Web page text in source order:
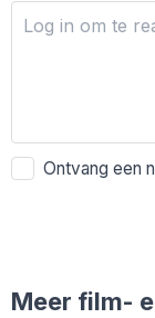
Ontvang een
Meer film-